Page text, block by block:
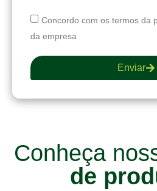
Concordo com os termos da
da empresa
Enviar
Conheça
de